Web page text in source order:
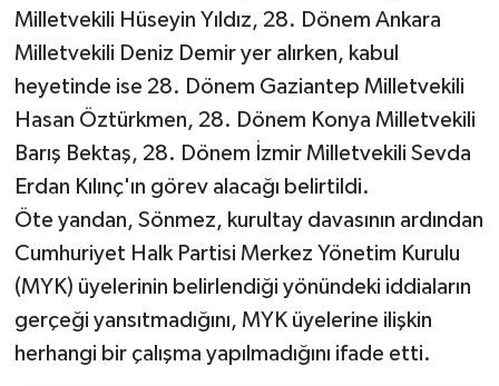
Milletvekili Hüseyin Yıldız, 28. Dönem Ankara
Milletvekili Deniz Demir yer alırken, kabul
heyetinde ise 28. Dönem Gaziantep Milletvekili
Hasan Öztürkmen, 28. Dönem Konya Milletvekili
Barış Bektaş, 28. Dönem İzmir Milletvekili Sevda
Erdan Kılınç'ın görev alacağı belirtildi.
Öte yandan, Sönmez, kurultay davasının ardından
Cumhuriyet Halk Partisi Merkez Yönetim Kurulu
(MYK) üyelerinin belirlendiği yönündeki iddiaların
gerçeği yansıtmadığını, MYK üyelerine ilişkin
herhangi bir çalışma yapılmadığını ifade etti.